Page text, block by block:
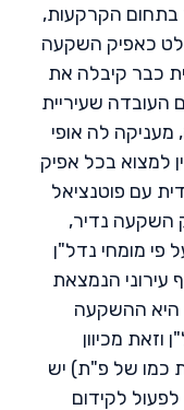
בתחום הקרקעות,
כאפיק השקעה
כבר קיבלה את
שעיריית
לה אופי
למצוא בכל אפיק
עם פוטנציאל
השקעה נדיר,
פי מומחי נדל"ן
עירוני הנמצאת
היא ההשקעה
מכיוון
כמו של פ"ת) יש
לקידום